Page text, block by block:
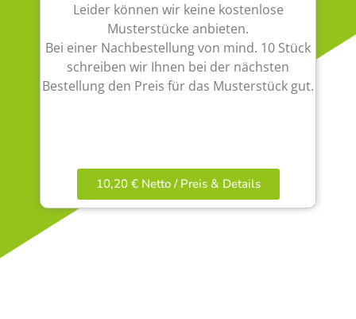
Leider können wir keine kostenlose
Musterstücke anbieten.
Bei einer Nachbestellung von mind. 10 Stück
schreiben wir Ihnen bei der nächsten
Bestellung den Preis für das Musterstück gut.
10,20 € Netto / Preis & Details